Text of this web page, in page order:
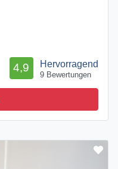
Hervorragend
4,9
9 Bewertungen